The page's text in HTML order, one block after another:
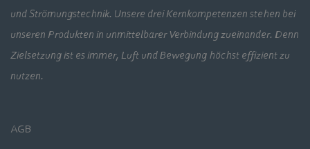
und Strömungstechnik. Unsere drei Kernkompetenzen stehen bei
unseren Produkten in unmittelbarer Verbindung zueinander. Denn
Zielsetzung ist es immer, Luft und Bewegung höchst effizient zu
nutzen.
AGB